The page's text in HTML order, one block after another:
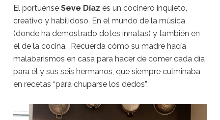
El portuense Seve Díaz es un cocinero inquieto,
creativo y habilidoso. En el mundo de la música
(donde ha demostrado dotes innatas) y también en
el de la cocina. Recuerda cómo su madre hacía
malabarismos en casa para hacer de comer cada día
para él y sus seis hermanos, que siempre culminaba
en recetas “para chuparse los dedos”.